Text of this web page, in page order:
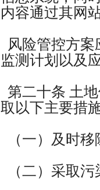
内容通过其网
风险管控方
监测计划以及
第二十条 土
取以下主要措
（一）及时
（二）采取